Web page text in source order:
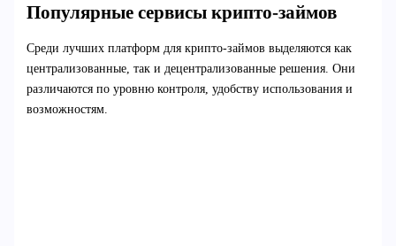
Популярные сервисы крипто-займов
Среди лучших платформ для крипто-займов выделяются как
централизованные, так и децентрализованные решения. Они
различаются по уровню контроля, удобству использования и
возможностям.